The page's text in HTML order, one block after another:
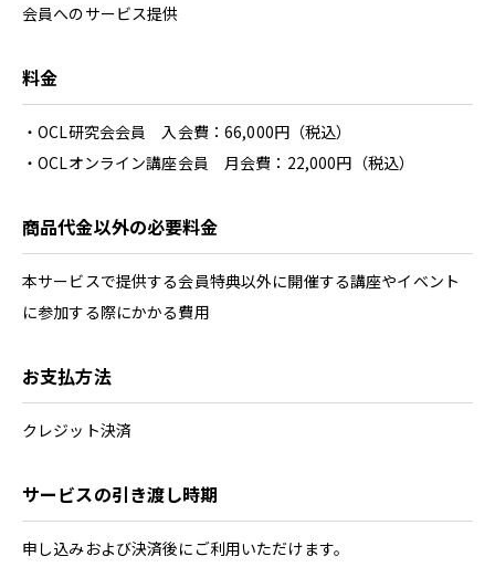
会員へのサービス提供
料金
・OCL研究会会員 入会費：66,000円（税込）
・OCLオンライン講座会員 月会費：22,000円（税込）
商品代金以外の必要料金
本サービスで提供する会員特典以外に開催する講座やイベント
に参加する際にかかる費用
お支払方法
クレジット決済
サービスの引き渡し時期
申し込みおよび決済後にご利用いただけます。